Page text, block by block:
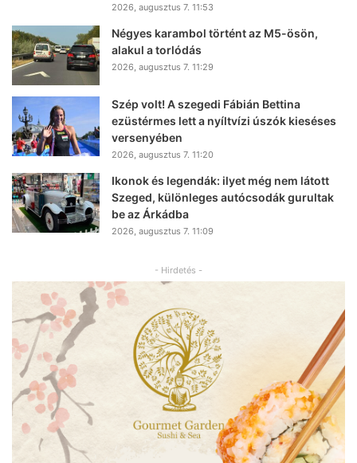
2026, augusztus 7. 11:53
Négyes karambol történt az M5-ösön,
alakul a torlódás
2026, augusztus 7. 11:29
Szép volt! A szegedi Fábián Bettina
ezüstérmes lett a nyíltvízi úszók kieséses
versenyében
2026, augusztus 7. 11:20
Ikonok és legendák: ilyet még nem látott
Szeged, különleges autócsodák gurultak
be az Árkádba
2026, augusztus 7. 11:09
- Hirdetés -